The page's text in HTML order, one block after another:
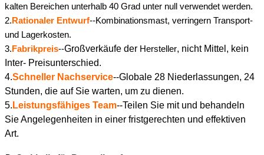
kalten Bereichen unterhalb 40 Grad unter null verwendet werden.
2.Rationaler Entwurf--Kombinationsmast, verringern Transport-
und Lagerkosten.
3.Fabrikpreis--Großverkäufe der Hersteller, nicht Mittel, kein
Inter- Preisunterschied.
4.Schneller Nachservice--Globale 28 Niederlassungen, 24
Stunden, die auf Sie warten, um zu dienen.
5. Leistungsfähiges Team--Teilen Sie mit und behandeln
Sie Angelegenheiten in einer fristgerechten und effektiven
Art.